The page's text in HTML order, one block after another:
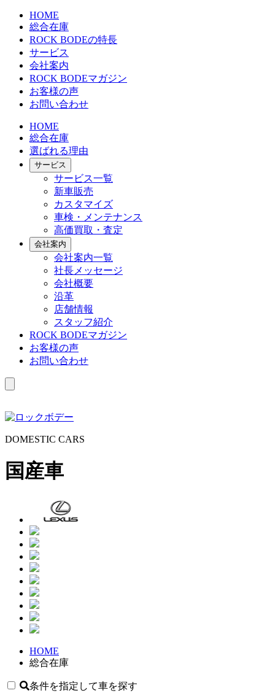
HOME
総合在庫
ROCK BODEの特長
サービス
会社案内
ROCK BODEマガジン
お客様の声
お問い合わせ
HOME
総合在庫
選ばれる理由
サービス
サービス一覧
新車販売
カスタマイズ
車検・メンテナンス
高価買取・査定
会社案内
会社案内一覧
社長メッセージ
会社概要
沿革
店舗情報
スタッフ紹介
ROCK BODEマガジン
お客様の声
お問い合わせ
DOMESTIC CARS
国産車
HOME
総合在庫
条件を指定して車を探す